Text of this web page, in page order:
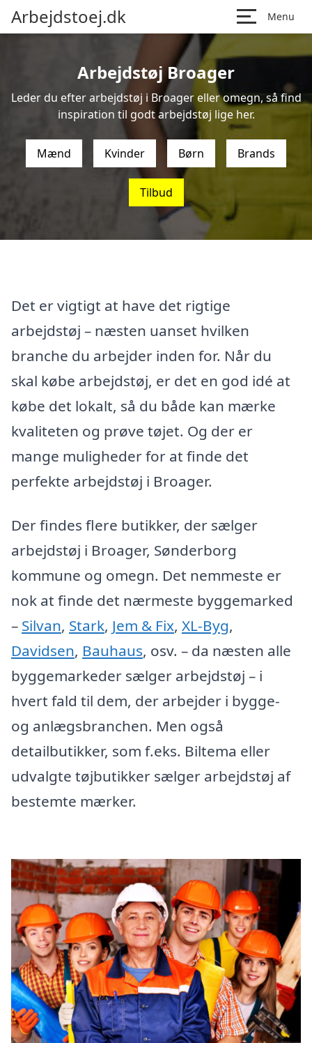
Arbejdstoej.dk Menu
Arbejdstøj Broager
Leder du efter arbejdstøj i Broager eller omegn, så find
inspiration til godt arbejdstøj lige her.
Mænd Kvinder Børn Brands
Tilbud
Det er vigtigt at have det rigtige
arbejdstøj – næsten uanset hvilken
branche du arbejder inden for. Når du
skal købe arbejdstøj, er det en god idé at
købe det lokalt, så du både kan mærke
kvaliteten og prøve tøjet. Og der er
mange muligheder for at finde det
perfekte arbejdstøj i Broager.
Der findes flere butikker, der sælger
arbejdstøj i Broager, Sønderborg
kommune og omegn. Det nemmeste er
nok at finde det nærmeste byggemarked
– Silvan, Stark, Jem & Fix, XL-Byg,
Davidsen, Bauhaus, osv. – da næsten alle
byggemarkeder sælger arbejdstøj – i
hvert fald til dem, der arbejder i bygge-
og anlægsbranchen. Men også
detailbutikker, som f.eks. Biltema eller
udvalgte tøjbutikker sælger arbejdstøj af
bestemte mærker.